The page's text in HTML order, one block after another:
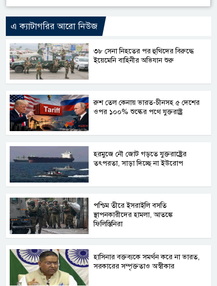
এ ক্যাটাগরির আরো নিউজ
৩৮ সেনা নিহতের পর হুথিদের বিরুদ্ধে
ইয়েমেনি বাহিনীর অভিযান শুরু
রুশ তেল কেনায় ভারত-চীনসহ ৫ দেশের
ওপর ১০০% শুল্কের পথে যুক্তরাষ্ট্র
হরমুজে নৌ জোট গড়তে যুক্তরাষ্ট্রের
তৎপরতা, সাড়া দিচ্ছে না ইউরোপ
পশ্চিম তীরে ইসরাইলি বসতি
স্থাপনকারীদের হামলা, আতঙ্কে
ফিলিস্তিনিরা
হাসিনার বক্তব্যকে সমর্থন করে না ভারত,
সরকারের সম্পৃক্ততাও অস্বীকার